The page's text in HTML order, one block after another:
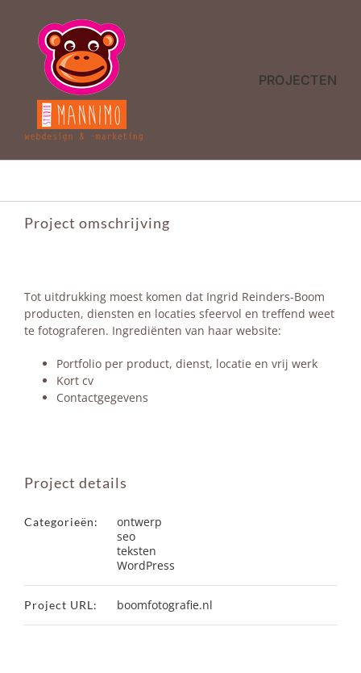
PROJECTEN
Project omschrijving
Tot uitdrukking moest komen dat Ingrid Reinders-Boom
producten, diensten en locaties sfeervol en treffend weet
te fotograferen. Ingrediënten van haar website:
Portfolio per product, dienst, locatie en vrij werk
Kort cv
Contactgegevens
Project details
Categorieën:
ontwerp
seo
teksten
WordPress
Project URL: boomfotografie.nl